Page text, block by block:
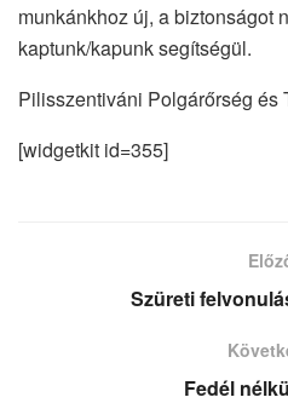
munkánkhoz új, a biztonságot
kaptunk/kapunk segítségül.
Pilisszentiváni Polgárőrség és
[widgetkit id=355]
Szüreti
Fedél